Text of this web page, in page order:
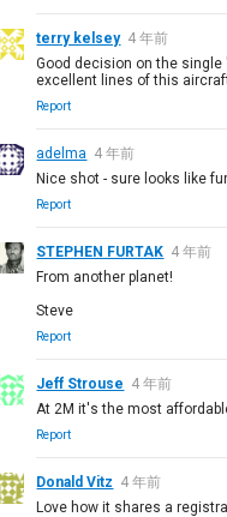
terry kelsey 4 年前
Good decision on the
excellent lines of this
Report
adelma 4 年前
Nice shot - sure looks like
Report
STEPHEN FURTAK 4 年前
From another planet!
Steve
Report
Jeff Strouse 4 年前
At 2M it's the most
Report
Donald Vitz 4 年前
Love how it shares a